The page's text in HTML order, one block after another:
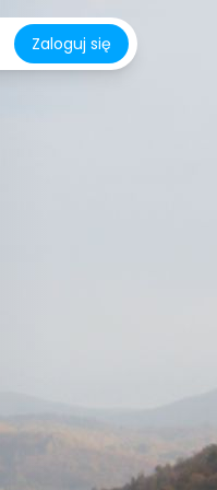
Zaloguj się